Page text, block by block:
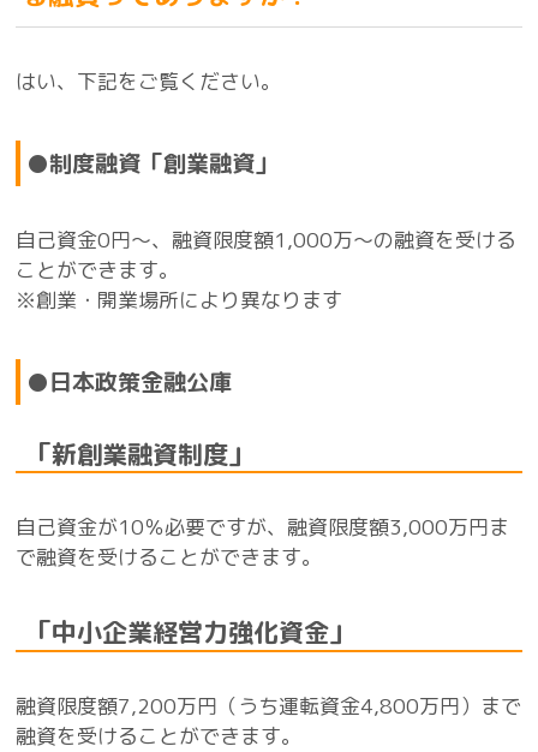
はい、下記をご覧ください。
●制度融資「創業融資」
自己資金0円～、融資限度額1,000万～の融資を受ける
ことができます。
※創業・開業場所により異なります
●日本政策金融公庫
「新創業融資制度」
自己資金が10％必要ですが、融資限度額3,000万円ま
で融資を受けることができます。
「中小企業経営力強化資金」
融資限度額7,200万円（うち運転資金4,800万円）まで
融資を受けることができます。